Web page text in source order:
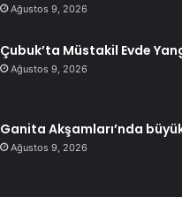
Ağustos 9, 2026
Çubuk’ta Müstakil Evde
Ağustos 9, 2026
Ganita Akşamları’nda
Ağustos 9, 2026